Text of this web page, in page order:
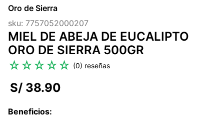
2
citrato magnesio
3.
colageno
4.
kefir
5 .
glicinato magnesio
8.
stevia
Oro de Sierra
sku: 7757052000207
MIEL DE ABEJA DE EUCALIPTO
ORO DE SIERRA 500GR
☆☆☆☆☆ (0)
S/ 38.90
Beneficios: